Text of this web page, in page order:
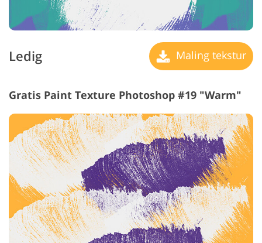
Ledig Maling tekstur
Gratis Paint Texture Photoshop #19 "Warm"